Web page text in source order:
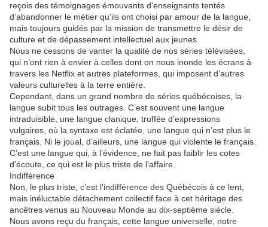
reçois des témoignages émouvants d’enseignants tentés
d’abandonner le métier qu’ils ont choisi par amour de la langue,
mais toujours guidés par la mission de transmettre le désir de
culture et de dépassement intellectuel aux jeunes.
Nous ne cessons de vanter la qualité de nos séries télévisées,
qui n’ont rien à envier à celles dont on nous inonde les écrans à
travers les Netflix et autres plateformes, qui imposent d’autres
valeurs culturelles à la terre entière.
Cependant, dans un grand nombre de séries québécoises, la
langue subit tous les outrages. C’est souvent une langue
intraduisible, une langue clanique, truffée d’expressions
vulgaires, où la syntaxe est éclatée, une langue qui n’est plus le
français. Ni le joual, d’ailleurs, une langue qui violente le français.
C’est une langue qui, à l’évidence, ne fait pas faiblir les cotes
d’écoute, ce qui est le plus triste de l’affaire.
Indifférence
Non, le plus triste, c’est l’indifférence des Québécois à ce lent,
mais inéluctable détachement collectif face à cet héritage des
ancêtres venus au Nouveau Monde au dix-septième siècle.
Nous avons reçu du français, cette langue universelle, notre